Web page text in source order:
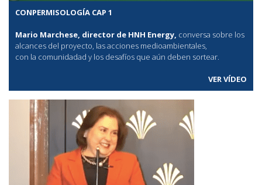
CONPERMISOLOGÍA CAP 1
Mario Marchese, director de HNH Energy, conversa sobre los
alcances del proyecto, las acciones medioambientales,
con la comunidadad y los desafíos que aún deben sortear.
VER VÍDEO